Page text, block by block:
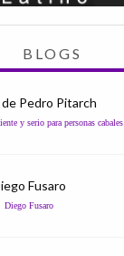
BLOGS
de Pedro Pitarch
y serio para personas cabales
Fusaro
Diego Fusaro